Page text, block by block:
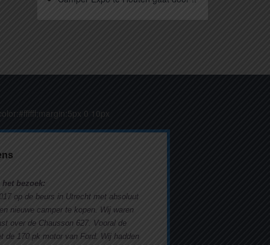
0 10px
het bezoek:
op de beurs in Utrecht met absoluut
nieuwe camper te kopen. Wij waren
over de Chausson 627. Vooral de
de 170 pk motor van Ford. Wij hadden